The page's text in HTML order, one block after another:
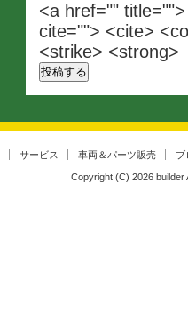
<a href=""
cite=""> <cite>
<strike> <strong>
サービス 車両＆パーツ販売 ブ
Copyright (C) 2026 builder